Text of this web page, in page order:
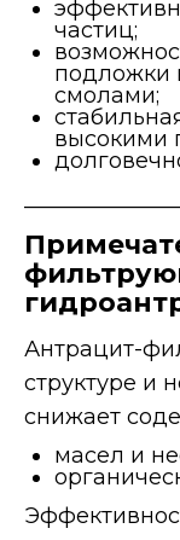
частиц;
подложки
смолами;
высокими
Антрацит-
структуре и
снижает
масел и